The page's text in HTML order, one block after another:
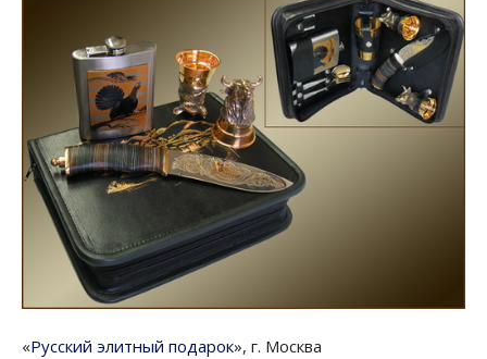
«Русский элитный подарок», г. Москва